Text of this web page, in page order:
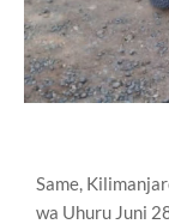
Same,
wa Uhuru Juni